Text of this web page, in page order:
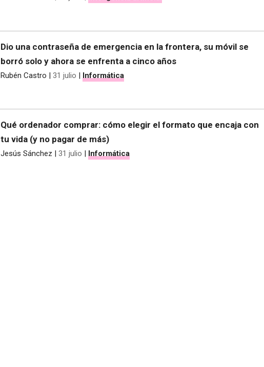
Dio una contraseña de emergencia en la frontera, su móvil se
borró solo y ahora se enfrenta a cinco años
Rubén Castro | 31 julio | Informática
Qué ordenador comprar: cómo elegir el formato que encaja con
tu vida (y no pagar de más)
Jesús Sánchez | 31 julio | Informática